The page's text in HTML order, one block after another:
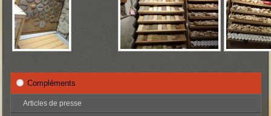
Compléments
Articles de presse